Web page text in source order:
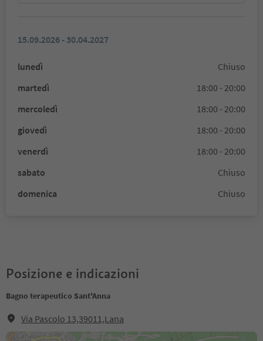
15.09.2026 - 30.04.2027
lunedì
Chiuso
martedì
18:00 - 20:00
mercoledì
18:00 - 20:00
giovedì
18:00 - 20:00
venerdì
18:00 - 20:00
sabato
Chiuso
domenica
Chiuso
Posizione e indicazioni
Bagno terapeutico Sant'Anna
Via Pascolo 13,39011,Lana